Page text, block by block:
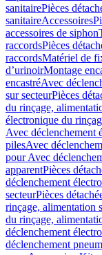
sanitairePièces
sanitaireAccessoires
accessoires de siphon
raccordsPièces
raccordsMatériel de
dʼurinoirMontage
encastréAvec
sur secteurPièces
du rinçage,
électronique du
Avec déclenchement
pilesAvec
pour Avec
apparentPièces
déclenchement
secteurPièces
rinçage, alimentation
du rinçage,
déclenchement
déclenchement